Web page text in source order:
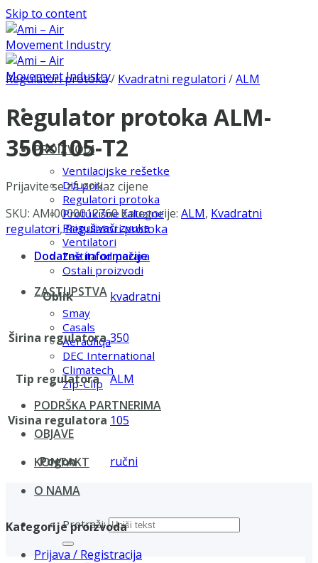
Skip to content
PROIZVODI
Ventilacijske rešetke
Difuzori
Regulatori protoka
Protukišne žaluzine
Prigušivači zvuka
Ventilatori
Zaštita od požara
Ostali proizvodi
ZASTUPSTVA
Smay
Casals
Aerauliqa
DEC International
Climatech
Zip-Clip
PODRŠKA PARTNERIMA
OBJAVE
KONTAKT
O NAMA
Pretraži:
Prijava / Registracija
Regulatori protoka/ Kvadratni regulatori /ALM
Regulator protoka ALM-
350×105-T2
Prijavite se za prikaz cijene
SKU: AMI0000012760 Kategorije: ALM, Kvadratni
regulatori,Regulatori protoka
Dodatne informacije
Oblik kvadratni
Širina regulatora 350
Tip regulatora ALM
Visina regulatora 105
Pogon ručni
Kategorije proizvoda